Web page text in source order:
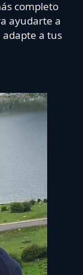
completo
ayudarte a
a tus